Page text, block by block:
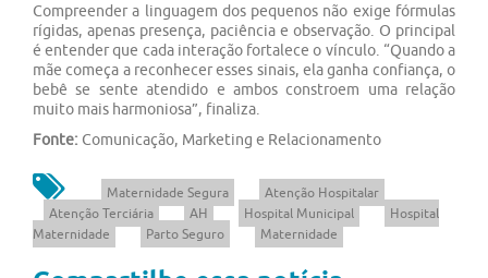
Compreender a linguagem dos pequenos não exige fórmulas
rígidas, apenas presença, paciência e observação. O principal
é entender que cada interação fortalece o vínculo. “Quando a
mãe começa a reconhecer esses sinais, ela ganha confiança, o
bebê se sente atendido e ambos constroem uma relação
muito mais harmoniosa”, finaliza.
Fonte: Comunicação, Marketing e Relacionamento
Maternidade Segura
Atenção Hospitalar
Atenção Terciária
AH Hospital Municipal
Hospital
Maternidade
Parto Seguro Maternidade